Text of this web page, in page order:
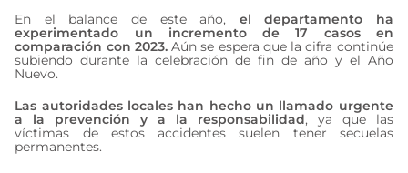
En el balance de este año, el departamento ha
experimentado un incremento de 17 casos en
comparación con 2023.Aún se espera que la cifra continúe
subiendo durante la celebración de fin de año y el Año
Nuevo.
Las autoridades locales han hecho un llamado urgente
a la prevención y a la responsabilidad, ya que las
víctimas de estos accidentes suelen tener secuelas
permanentes.